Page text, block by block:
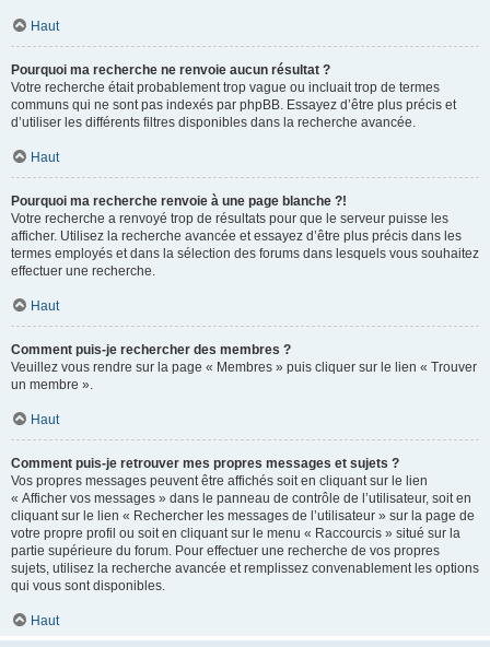
Haut
Pourquoi ma recherche ne renvoie aucun résultat ?
Votre recherche était probablement trop vague ou incluait trop de termes
communs qui ne sont pas indexés par phpBB. Essayez d’être plus précis et
d’utiliser les différents filtres disponibles dans la recherche avancée.
Haut
Pourquoi ma recherche renvoie à une page blanche ?!
Votre recherche a renvoyé trop de résultats pour que le serveur puisse les
afficher. Utilisez la recherche avancée et essayez d’être plus précis dans les
termes employés et dans la sélection des forums dans lesquels vous souhaitez
effectuer une recherche.
Haut
Comment puis-je rechercher des membres ?
Veuillez vous rendre sur la page « Membres » puis cliquer sur le lien « Trouver
un membre ».
Haut
Comment puis-je retrouver mes propres messages et sujets ?
Vos propres messages peuvent être affichés soit en cliquant sur le lien
« Afficher vos messages » dans le panneau de contrôle de l’utilisateur, soit en
cliquant sur le lien « Rechercher les messages de l’utilisateur » sur la page de
votre propre profil ou soit en cliquant sur le menu « Raccourcis » situé sur la
partie supérieure du forum. Pour effectuer une recherche de vos propres
sujets, utilisez la recherche avancée et remplissez convenablement les options
qui vous sont disponibles.
Haut